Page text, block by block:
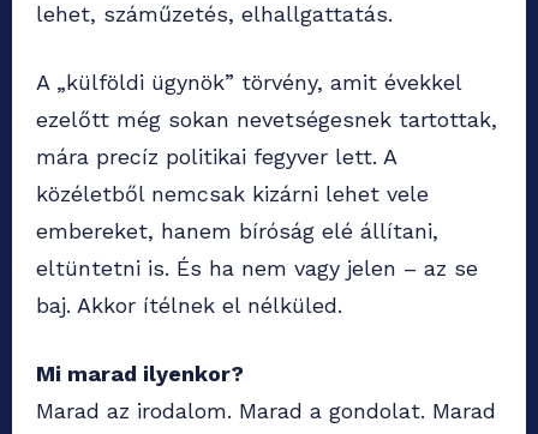
lehet, száműzetés, elhallgattatás.
A „külföldi ügynök” törvény, amit évekkel
ezelőtt még sokan nevetségesnek tartottak,
mára precíz politikai fegyver lett. A
közéletből nemcsak kizárni lehet vele
embereket, hanem bíróság elé állítani,
eltüntetni is. És ha nem vagy jelen – az se
baj. Akkor ítélnek el nélküled.
Mi marad ilyenkor?
Marad az irodalom. Marad a gondolat. Marad